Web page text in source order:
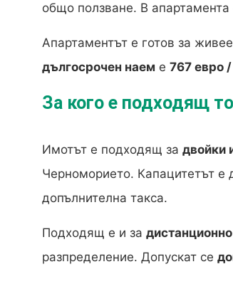
общо ползване. В апартамента
Апартаментът е готов за
дългосрочен наем е 767 евро
За кого е подходящ
Имотът е подходящ за двойки
Черноморието. Капацитетът е
допълнителна такса.
Подходящ е и за
разпределение. Допускат се